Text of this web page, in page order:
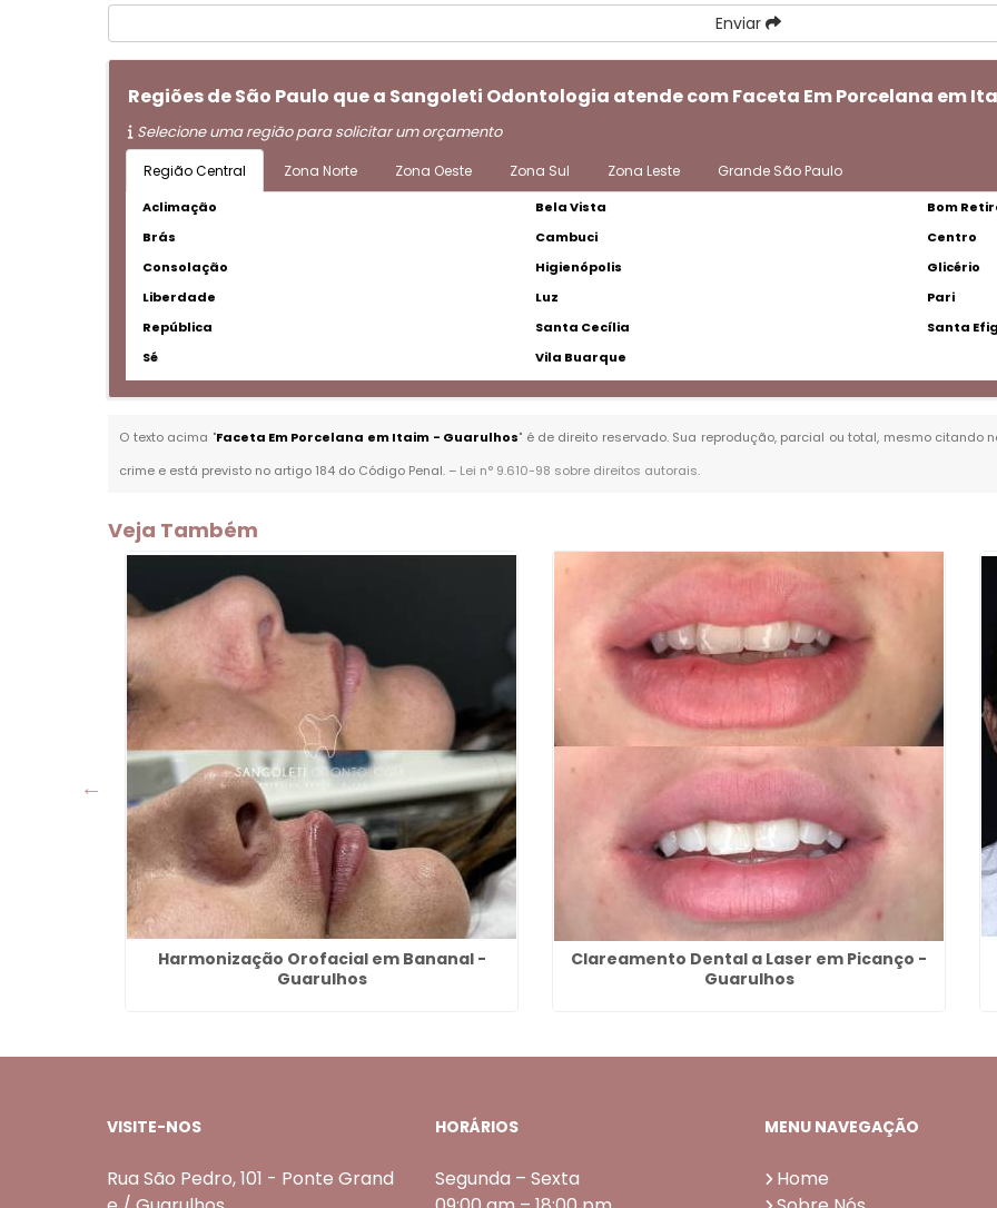
Enviar
Regiões de São Paulo que a Sangoleti Odontologia atende com Faceta Em Porcelana em
Selecione uma região para solicitar um orçamento
Região Central Zona Norte Zona Oeste Zona Sul Zona Leste Grande São Paulo
Aclimação Bela Vista
Bom
Brás
Cambuci
Centro
Consolação
Higienópolis
Glicério
Liberdade
Luz
Pari
República
Santa Cecília
Santa
Sé
Vila Buarque
O texto acima "Faceta Em Porcelana em Itaim - Guarulhos" é de direito reservado. Sua reprodução, parcial ou total, mesmo
crime e está previsto no artigo 184 do Código Penal. – Lei n° 9.610-98 sobre direitos autorais.
Veja Também
Harmonização Orofacial em Bananal -
Guarulhos
Clareamento Dental a Laser em Picanço -
Guarulhos
VISITE-NOS
Rua São Pedro, 101 - Ponte Grand
HORÁRIOS
Segunda – Sexta
MENU NAVEGAÇÃO
Home